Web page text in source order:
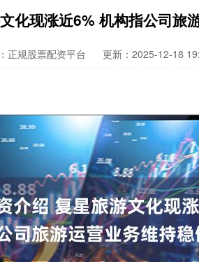
化现涨近6% 机构指公司旅
正规股票配资平台 更新：2025-12-18